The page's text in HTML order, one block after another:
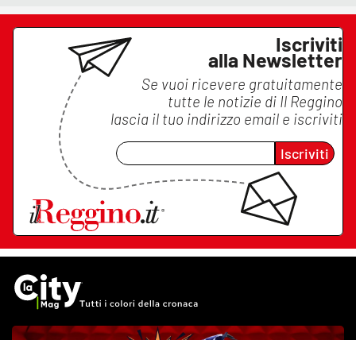
Iscriviti
alla Newsletter
Se vuoi ricevere gratuitamente
tutte le notizie di Il Reggino
lascia il tuo indirizzo email e iscriviti
Iscriviti